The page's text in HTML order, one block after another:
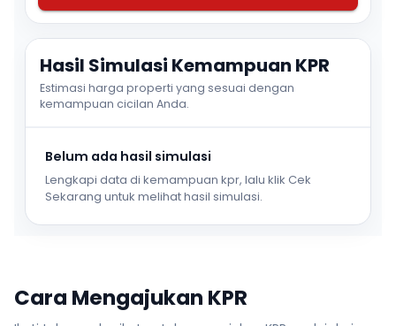
Hasil Simulasi Kemampuan KPR
Estimasi harga properti yang sesuai dengan
kemampuan cicilan Anda.
Belum ada hasil simulasi
Lengkapi data di kemampuan kpr, lalu klik Cek
Sekarang untuk melihat hasil simulasi.
Cara Mengajukan KPR